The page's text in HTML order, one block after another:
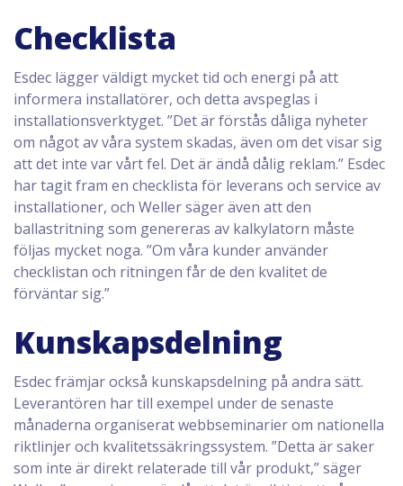
Checklista
Esdec lägger väldigt mycket tid och energi på att
informera installatörer, och detta avspeglas i
installationsverktyget. ”Det är förstås dåliga nyheter
om något av våra system skadas, även om det visar sig
att det inte var vårt fel. Det är ändå dålig reklam.” Esdec
har tagit fram en checklista för leverans och service av
installationer, och Weller säger även att den
ballastritning som genereras av kalkylatorn måste
följas mycket noga. ”Om våra kunder använder
checklistan och ritningen får de den kvalitet de
förväntar sig.”
Kunskapsdelning
Esdec främjar också kunskapsdelning på andra sätt.
Leverantören har till exempel under de senaste
månaderna organiserat webbseminarier om nationella
riktlinjer och kvalitetssäkringssystem. ”Detta är saker
som inte är direkt relaterade till vår produkt,” säger